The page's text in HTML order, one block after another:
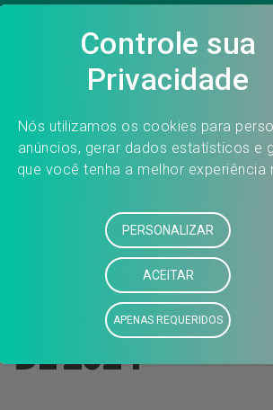
INDICADORES DE
QUALIDADE –
DE 2024